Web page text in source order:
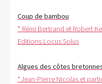
Coup de bambou
* Rémi Bertrand et Robert
Editions Locus Solus
Algues des côtes
*Jean-Pierre Nicolas et